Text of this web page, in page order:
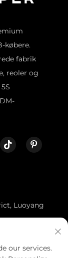
købere.
fabrik
reoler og
Luoyang
our services.